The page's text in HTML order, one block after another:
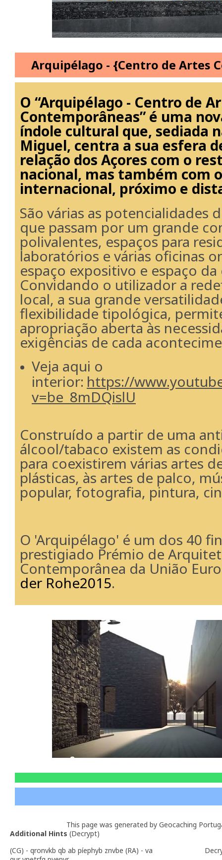
Arquipélago - {Centro de Artes
O “Arquipélago - Centro de
Contemporâneas” é uma
índole cultural que, sediada
Miguel, centra a sua esfera
relação dos Açores com o
nacional, mas também com
internacional, próximo e
São várias as potencialidades
que passam por um grande
polivalentes, espaços para
laboratórios e várias oficinas
espaço expositivo e espaço
Convidando o utilizador a
local, a sua grande
flexibilidade tipológica,
apropriação aberta às
exigências de cada
Veja aqui o
interior: https://
v=be_8mDQislU
Construído a partir de uma
álcool/tabaco existem as
para coexistirem várias artes
plásticas, às artes de palco,
popular, fotografia, pintura,
O 'Arquipélago' é um dos 40
prestigiado Prémio de
Contemporânea da União
der Rohe2015.
This page was generated by Geocaching
Additional Hints (Decrypt)
(CG) - qronvkb qb ab píephyb znvbe (RA) - va